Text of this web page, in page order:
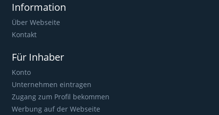
Information
Über Webseite
Kontakt
Für Inhaber
Konto
Unternehmen eintragen
Zugang zum Profil bekommen
Werbung auf der Webseite